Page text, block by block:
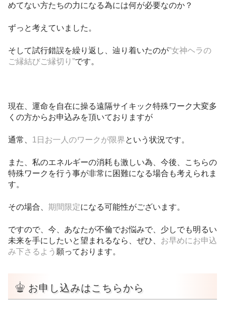
めてない方たちの力になる為には何が必要なのか？
ずっと考えていました。
そして試行錯誤を繰り返し、辿り着いたのが”女神ヘラの
ご縁結びご縁切り”です。
現在、運命を自在に操る遠隔サイキック特殊ワーク大変多
くの方からお申込みを頂いておりますが
通常、 1日お一人のワークが限界という状況です。
また、私のエネルギーの消耗も激しい為、今後、こちらの
特殊ワークを行う事が非常に困難になる場合も考えられま
す。
その場合、 期間限定になる可能性がございます。
ですので、今、あなたが不倫でお悩みで、少しでも明るい
未来を手にしたいと望まれるなら、ぜひ、
お早めにお申込
み下さるよう 願っております。
お申し込みはこちらから